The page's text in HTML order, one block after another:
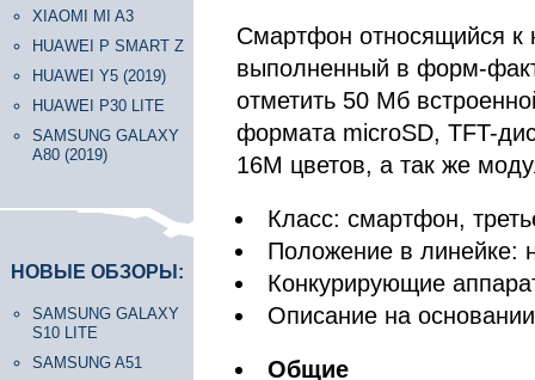
XIAOMI MI A3
HUAWEI P SMART Z
HUAWEI Y5 (2019)
HUAWEI P30 LITE
SAMSUNG GALAXY
A80 (2019)
НОВЫЕ ОБЗОРЫ:
SAMSUNG GALAXY
S10 LITE
SAMSUNG A51
Смартфон относящийся к
выполненный в форм-
отметить 50 Мб
формата microSD, TFT-
16M цветов, а так же
Класс: смартфон,
Положение в линейке:
Конкурирующие
Описание на
Общие